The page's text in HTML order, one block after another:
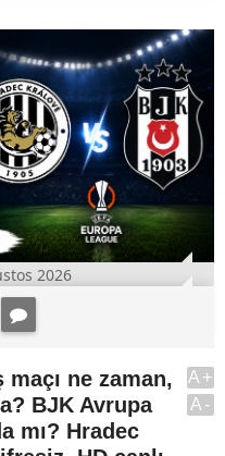
2026
ne zaman,
BJK Avrupa
mı? Hradec
A+
A-